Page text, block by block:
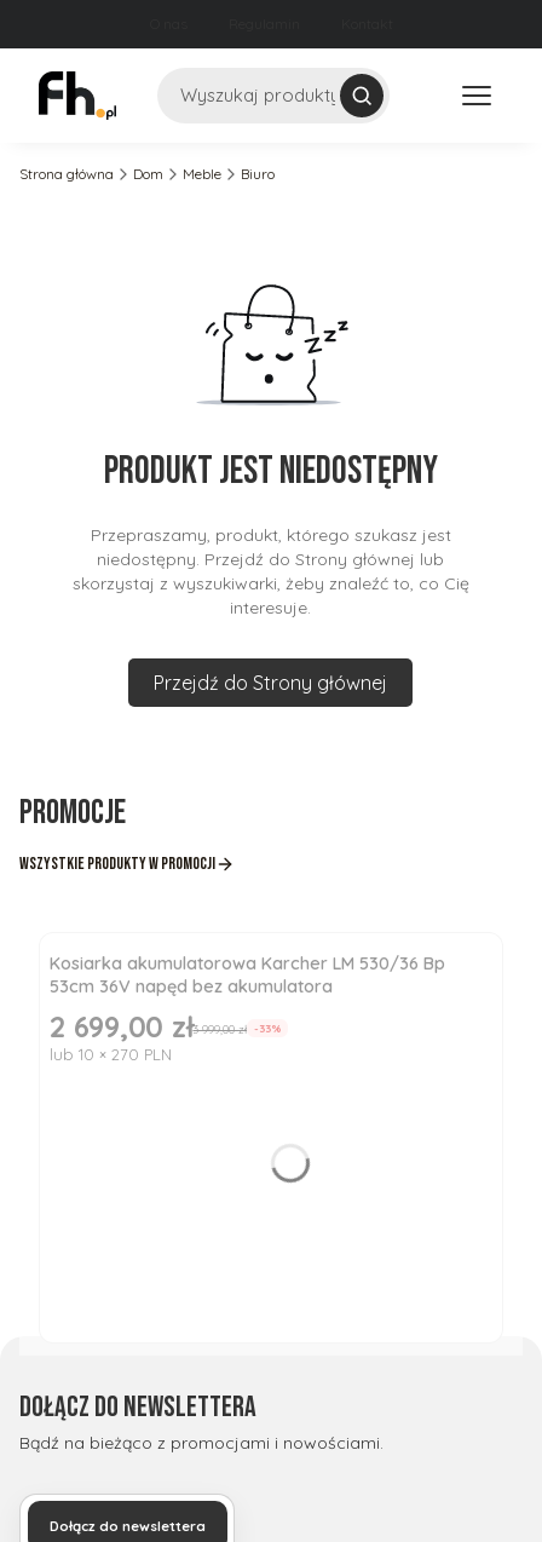
Szukaj
Strona główna Dom Meble Biuro
Produkt jest niedostępny
Przepraszamy, produkt, którego szukasz jest
niedostępny. Przejdź do Strony głównej lub
skorzystaj z wyszukiwarki, żeby znaleźć to, co Cię
interesuje.
Przejdź do Strony głównej
Promocje
Wszystkie produkty w promocji
Kosiarka akumulatorowa Karcher LM 530/36 Bp
53cm 36V napęd bez akumulatora
Cena promocyjna
2 699,00 zł3 999,00 zł -33%
lub 10 × 270 PLN
Dołącz do newslettera
Bądź na bieżąco z promocjami i nowościami.
Dołącz do newslettera